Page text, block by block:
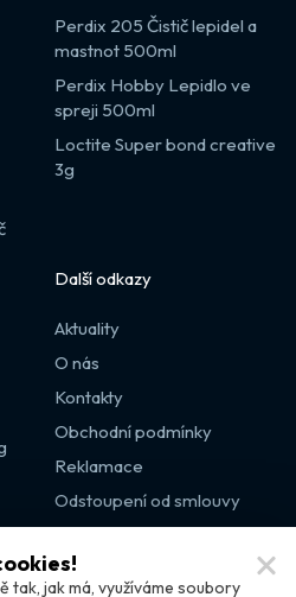
Perdix 205 Čistič lepidel a
mastnot 500ml
Perdix Hobby Lepidlo ve
spreji 500ml
Loctite Super bond creative
3g
Další odkazy
Aktuality
O nás
Kontakty
Obchodní podmínky
Reklamace
Odstoupení od smlouvy
Výprodej
tak, jak má, využíváme soubory